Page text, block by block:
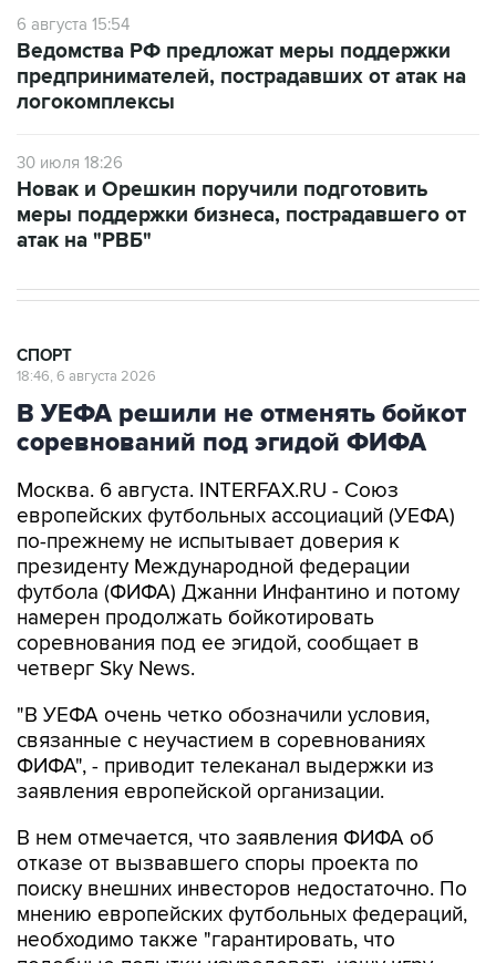
6 августа 15:54
Ведомства РФ предложат меры поддержки
предпринимателей, пострадавших от атак на
логокомплексы
30 июля 18:26
Новак и Орешкин поручили подготовить
меры поддержки бизнеса, пострадавшего от
атак на "РВБ"
СПОРТ
18:46, 6 августа 2026
В УЕФА решили не отменять бойкот
соревнований под эгидой ФИФА
Москва. 6 августа. INTERFAX.RU - Союз
европейских футбольных ассоциаций (УЕФА)
по-прежнему не испытывает доверия к
президенту Международной федерации
футбола (ФИФА) Джанни Инфантино и потому
намерен продолжать бойкотировать
соревнования под ее эгидой, сообщает в
четверг Sky News.
"В УЕФА очень четко обозначили условия,
связанные с неучастием в соревнованиях
ФИФА", - приводит телеканал выдержки из
заявления европейской организации.
В нем отмечается, что заявления ФИФА об
отказе от вызвавшего споры проекта по
поиску внешних инвесторов недостаточно. По
мнению европейских футбольных федераций,
необходимо также "гарантировать, что